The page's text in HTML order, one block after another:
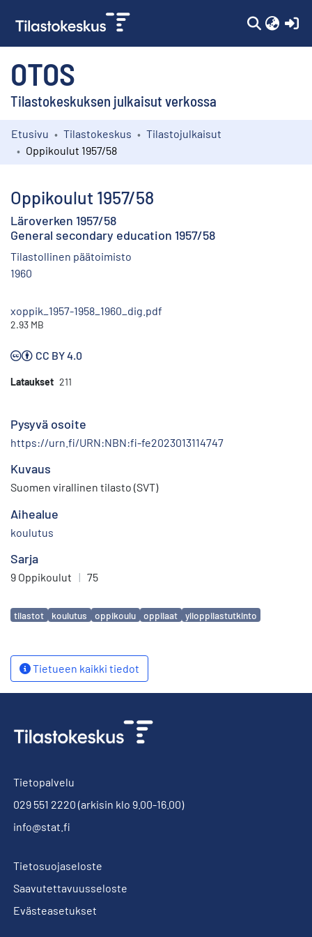
OTOS
Tilastokeskuksen julkaisut verkossa
Kokoelmat
Etusivu Tilastokeskus
Tilastojulkaisut
Oppikoulut 1957/58
Oppikoulut 1957/58
Läroverken 1957/58
General secondary education 1957/58
Tilastollinen päätoimisto
1960
xoppik_1957-1958_1960_dig.pdf
2.93 MB
CC BY 4.0
Lataukset 211
Pysyvä osoite
https://urn.fi/URN:NBN:fi-fe2023013114747
Kuvaus
Suomen virallinen tilasto (SVT)
Aihealue
koulutus
Sarja
9 Oppikoulut | 75
Avainsanat
tilastot koulutus oppikoulu oppilaat ylioppilastutkinto
Tietueen kaikki tiedot
Tietopalvelu
029 551 2220 (arkisin klo 9.00-16.00)
info@stat.fi
Tietosuojaseloste
Saavutettavuusseloste
Evästeasetukset